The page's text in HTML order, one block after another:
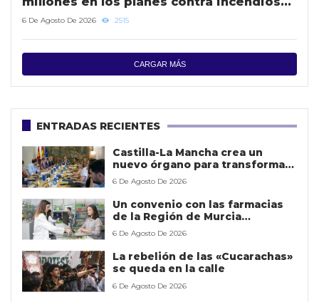
forestales
6 De Agosto De 2026 2515
CARGAR MÁS
ENTRADAS RECIENTES
Castilla-La Mancha crea un
nuevo órgano para transformar
la gestión de los datos públicos
y mejorar los servicios
6 De Agosto De 2026
Un convenio con las farmacias
de la Región de Murcia
potenciará la detección precoz
de casos de violencia contra la
mujer
6 De Agosto De 2026
La rebelión de las «Cucarachas»
se queda en la calle
6 De Agosto De 2026